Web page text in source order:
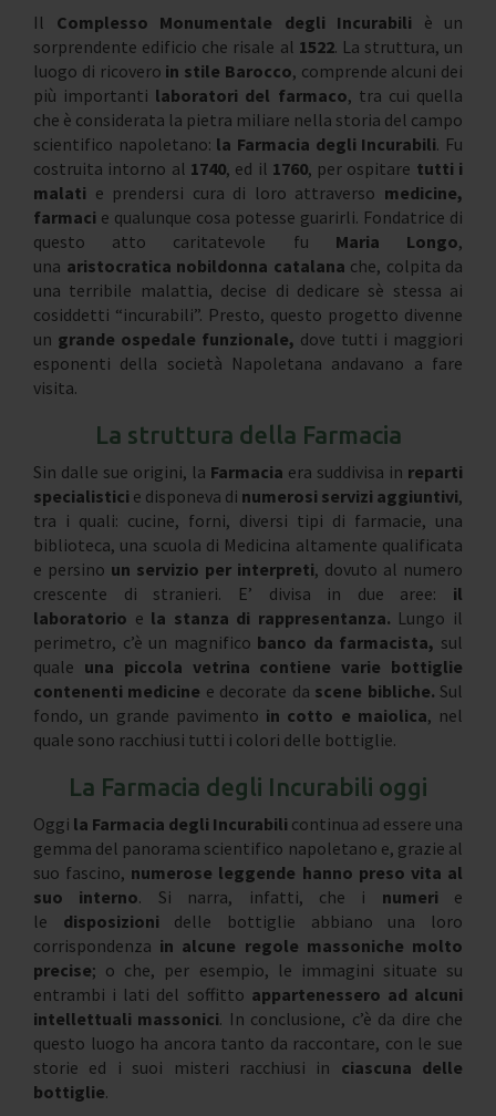
Il Complesso Monumentale degli Incurabili è un
sorprendente edificio che risale al 1522. La struttura, un
luogo di ricovero in stile Barocco, comprende alcuni dei
più importanti laboratori del farmaco, tra cui quella
che è considerata la pietra miliare nella storia del campo
scientifico napoletano: la Farmacia degli Incurabili. Fu
costruita intorno al 1740, ed il 1760, per ospitare tutti i
malati e prendersi cura di loro attraverso medicine,
farmaci e qualunque cosa potesse guarirli. Fondatrice di
questo atto caritatevole fu Maria Longo,
una aristocratica nobildonna catalana che, colpita da
una terribile malattia, decise di dedicare sè stessa ai
cosiddetti “incurabili”. Presto, questo progetto divenne
un grande ospedale funzionale, dove tutti i maggiori
esponenti della società Napoletana andavano a fare
visita.
La struttura della Farmacia
Sin dalle sue origini, la Farmacia era suddivisa in reparti
specialistici e disponeva di numerosi servizi aggiuntivi,
tra i quali: cucine, forni, diversi tipi di farmacie, una
biblioteca, una scuola di Medicina altamente qualificata
e persino un servizio per interpreti, dovuto al numero
crescente di stranieri. E’ divisa in due aree: il
laboratorio e la stanza di rappresentanza. Lungo il
perimetro, c’è un magnifico banco da farmacista, sul
quale una piccola vetrina contiene varie bottiglie
contenenti medicine e decorate da scene bibliche.Sul
fondo, un grande pavimento in cotto e maiolica, nel
quale sono racchiusi tutti i colori delle bottiglie.
La Farmacia degli Incurabili oggi
Oggi la Farmacia degli Incurabili continua ad essere una
gemma del panorama scientifico napoletano e, grazie al
suo fascino, numerose leggende hanno preso vita al
suo interno. Si narra, infatti, che i numeri e
le disposizioni delle bottiglie abbiano una loro
corrispondenza in alcune regole massoniche molto
precise; o che, per esempio, le immagini situate su
entrambi i lati del soffitto appartenessero ad alcuni
intellettuali massonici. In conclusione, c’è da dire che
questo luogo ha ancora tanto da raccontare, con le sue
storie ed i suoi misteri racchiusi in ciascuna delle
bottiglie.